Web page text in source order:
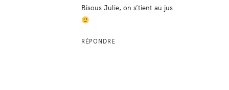
Bisous Julie, on s’tient au jus.
RÉPONDRE